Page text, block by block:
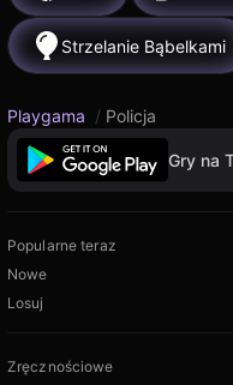
Strzelanie Bąbelkami
Playgama / Policja
Gry na
Popularne teraz
Nowe
Losuj
Zręcznościowe